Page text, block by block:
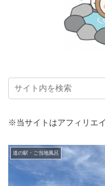
※当サイトはアフィリエ
道の駅・ご当地風呂